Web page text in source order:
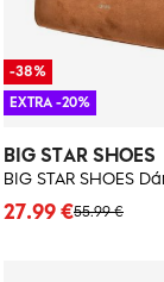
BIG STAR SHOES
55.99 €
27.99 €
-38%
EXTRA -20%